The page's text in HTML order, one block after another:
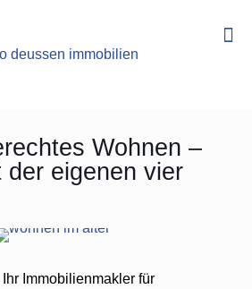
Wohnen –
der eigenen vier
Immobilienmakler für